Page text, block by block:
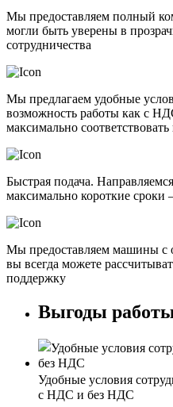
Мы предоставляем полный
могли быть уверены в
сотрудничества
Мы предлагаем удобные
возможность работы как с
максимально
Быстрая подача.
максимально короткие сроки
Мы предоставляем машины с
вы всегда можете
поддержку
Выгоды
Удобные условия
с НДС и без НДС